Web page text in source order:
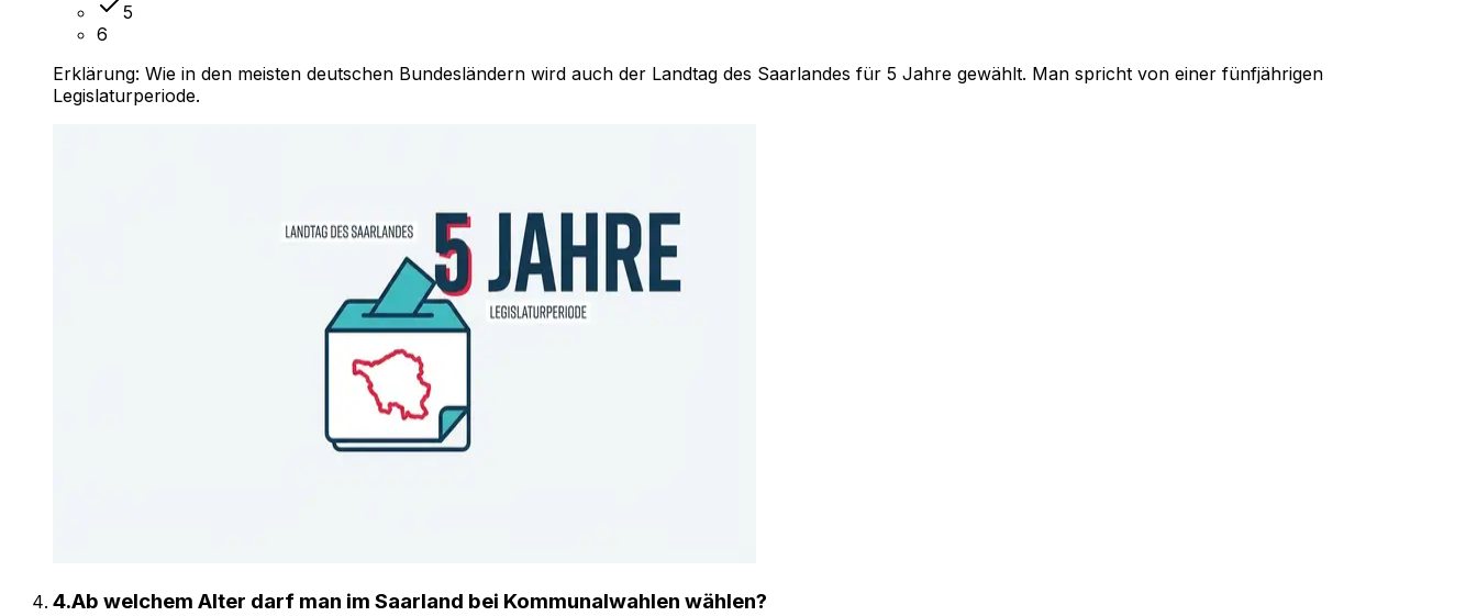
5
6
Erklärung: Wie in den meisten deutschen Bundesländern wird auch der Landtag des Saarlandes für 5 Jahre gewählt. Man spricht von einer fünfjährigen
Legislaturperiode.
4.Ab welchem Alter darf man im Saarland bei Kommunalwahlen wählen?